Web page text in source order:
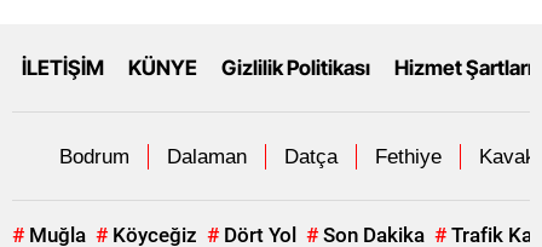
İLETİŞİM KÜNYE Gizlilik Politikası Hizmet Şartları
Bodrum Dalaman Datça Fethiye
# Muğla # Köyceğiz # Dört Yol # Son Dakika # Trafik